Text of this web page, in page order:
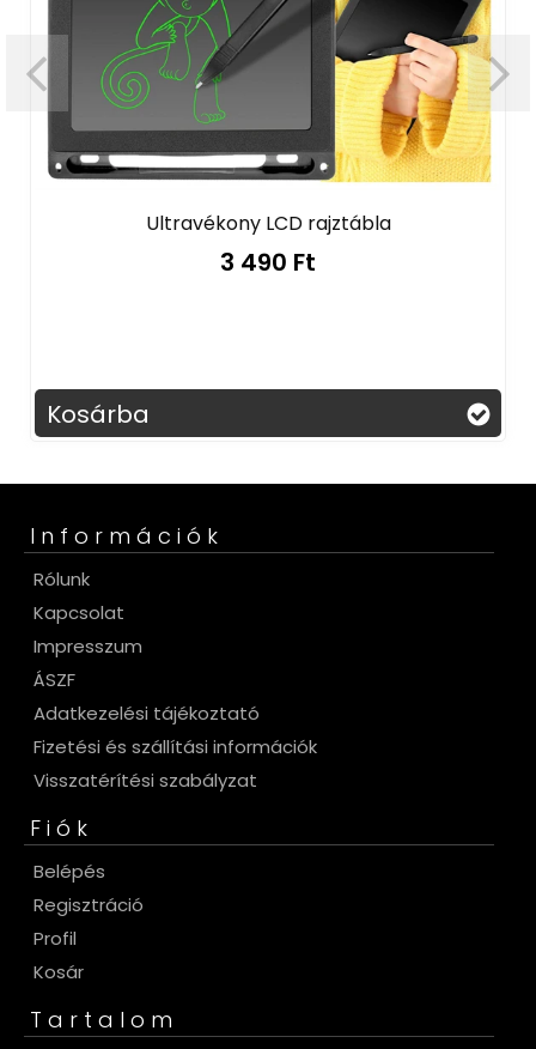
Ultravékony LCD rajztábla
3 490 Ft
Kosárba
Információk
Rólunk
Kapcsolat
Impresszum
ÁSZF
Adatkezelési tájékoztató
Fizetési és szállítási információk
Visszatérítési szabályzat
Fiók
Belépés
Regisztráció
Profil
Kosár
Tartalom